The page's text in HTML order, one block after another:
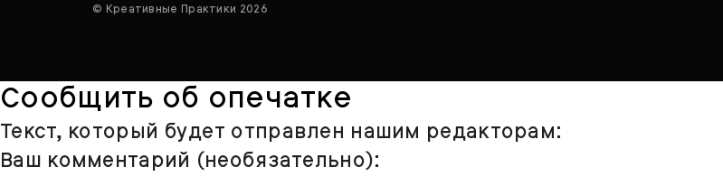
© Креативные Практики 2026
Сообщить об опечатке
Текст, который будет отправлен нашим редакторам:
Ваш комментарий (необязательно):